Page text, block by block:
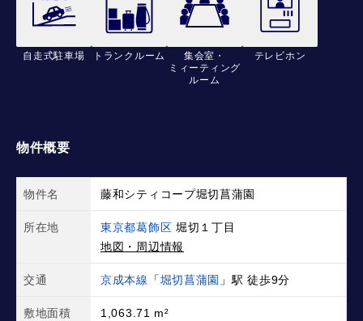
自走式駐車場 トランクルーム
集会室・
ミィーティング
ルーム
テレビホン
物件概要
物件名 藤和シティコープ堀切菖蒲園
所在地 東京都葛飾区 堀切１丁目
地図・周辺情報
交通 京成本線 「堀切菖蒲園 」駅 徒歩9分
敷地面積 1,063.71 m²